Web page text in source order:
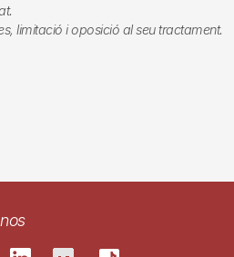
limitació i oposició al seu tractament.